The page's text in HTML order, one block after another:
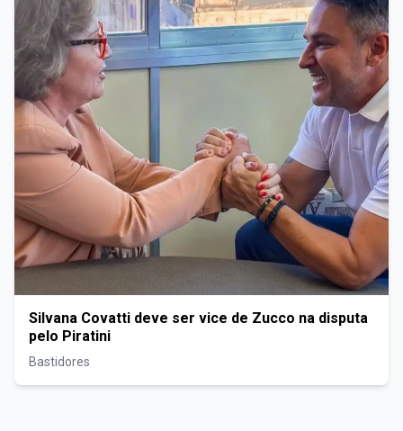
Silvana Covatti deve ser vice de Zucco na disputa
pelo Piratini
Bastidores